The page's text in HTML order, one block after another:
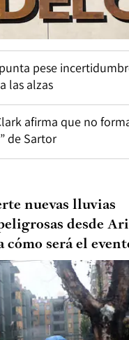
pese
las alzas
afirma que no
de Sartor
nuevas lluvias
desde
cómo será el